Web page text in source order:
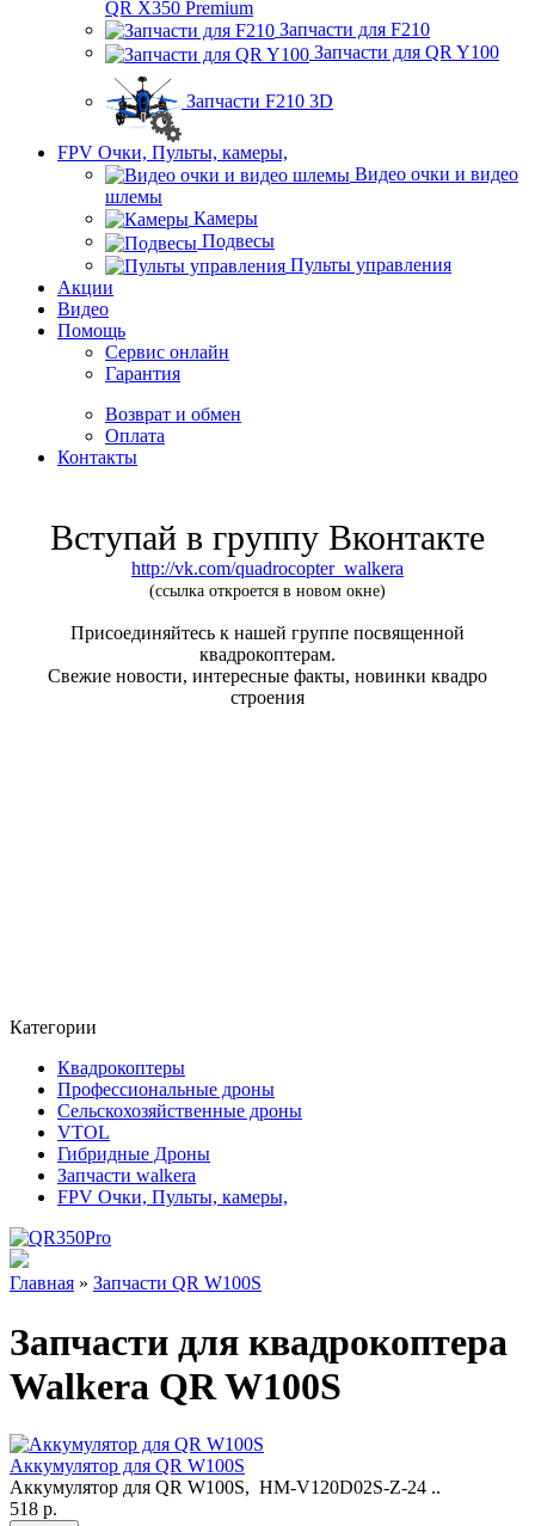
QR X350 Premium
Запчасти для F210
Запчасти для QR Y100
Запчасти F210 3D
FPV Очки, Пульты, камеры,
Видео очки и видео
шлемы
Камеры
Подвесы
Пульты управления
Акции
Видео
Помощь
Сервис онлайн
Гарантия
Возврат и обмен
Оплата
Контакты
Вступай в группу Вконтакте
http://vk.com/quadrocopter_walkera
(ссылка откроется в новом окне)
Присоединяйтесь к нашей группе посвященной
квадрокоптерам.
Свежие новости, интересные факты, новинки квадро
строения
Категории
Квадрокоптеры
Профессиональные дроны
Сельскохозяйственные дроны
VTOL
Гибридные Дроны
Запчасти walkera
FPV Очки, Пульты, камеры,
Главная » Запчасти QR W100S
Запчасти для квадрокоптера
Walkera QR W100S
Аккумулятор для QR W100S
Аккумулятор для QR W100S, HM-V120D02S-Z-24 ..
518 р.